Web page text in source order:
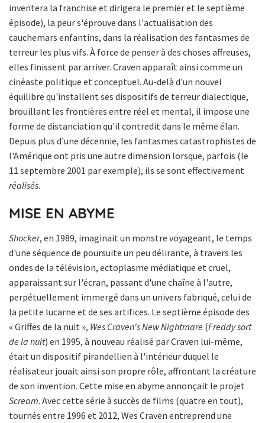
inventera la franchise et dirigera le premier et le septième
épisode), la peur s'éprouve dans l'actualisation des
cauchemars enfantins, dans la réalisation des fantasmes de
terreur les plus vifs. À force de penser à des choses affreuses,
elles finissent par arriver. Craven apparaît ainsi comme un
cinéaste politique et conceptuel. Au-delà d'un nouvel
équilibre qu'installent ses dispositifs de terreur dialectique,
brouillant les frontières entre réel et mental, il impose une
forme de distanciation qu'il contredit dans le même élan.
Depuis plus d'une décennie, les fantasmes catastrophistes de
l'Amérique ont pris une autre dimension lorsque, parfois (le
11 septembre 2001 par exemple), ils se sont effectivement
réalisés.
MISE EN ABYME
Shocker, en 1989, imaginait un monstre voyageant, le temps
d'une séquence de poursuite un peu délirante, à travers les
ondes de la télévision, ectoplasme médiatique et cruel,
apparaissant sur l'écran, passant d'une chaîne à l'autre,
perpétuellement immergé dans un univers fabriqué, celui de
la petite lucarne et de ses artifices. Le septième épisode des
« Griffes de la nuit », Wes Craven's New Nightmare (Freddy sort
de la nuit) en 1995, à nouveau réalisé par Craven lui-même,
était un dispositif pirandellien à l'intérieur duquel le
réalisateur jouait ainsi son propre rôle, affrontant la créature
de son invention. Cette mise en abyme annonçait le projet
Scream. Avec cette série à succès de films (quatre en tout),
tournés entre 1996 et 2012, Wes Craven entreprend une